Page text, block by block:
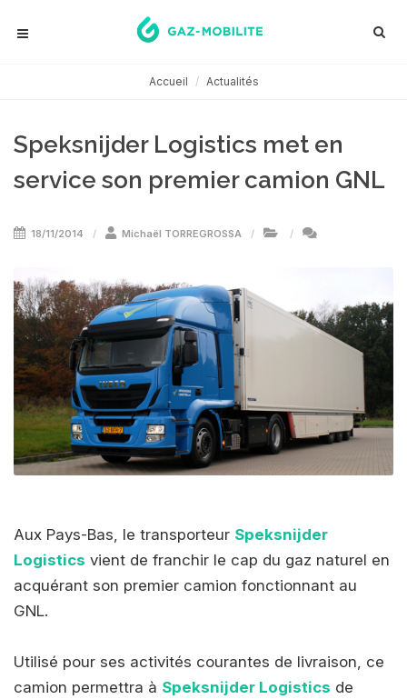
Accueil Actualités
Speksnijder Logistics met en
service son premier camion GNL
18/11/2014 Michaël TORREGROSSA
Aux Pays-Bas, le transporteur Speksnijder
Logistics vient de franchir le cap du gaz naturel en
acquérant son premier camion fonctionnant au
GNL.
Utilisé pour ses activités courantes de livraison, ce
camion permettra à Speksnijder Logistics de